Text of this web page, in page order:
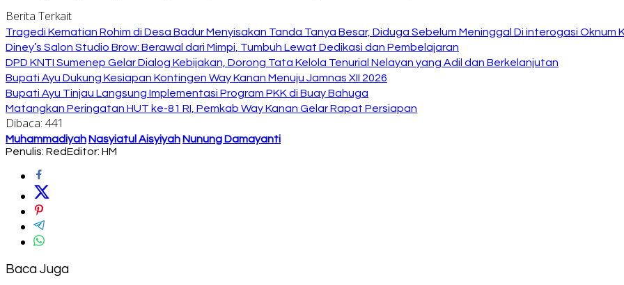
Berita Terkait
Tragedi Kematian Rohim di Desa Badur Menyisakan Tanda Tanya Besar, Diduga Sebelum Meninggal Di interogasi Oknum
Diney’s Salon Studio Brow: Berawal dari Mimpi, Tumbuh Lewat Dedikasi dan Pembelajaran
DPD KNTI Sumenep Gelar Dialog Kebijakan, Dorong Tata Kelola Tenurial Nelayan yang Adil dan Berkelanjutan
Bupati Ayu Dukung Kesiapan Kontingen Way Kanan Menuju Jamnas XII 2026
Bupati Ayu Tinjau Langsung Implementasi Program PKK di Buay Bahuga
Matangkan Peringatan HUT ke-81 RI, Pemkab Way Kanan Gelar Rapat Persiapan
Dibaca: 441
Muhammadiyah Nasyiatul Aisyiyah Nunung Damayanti
Penulis: RedEditor: HM
Baca Juga